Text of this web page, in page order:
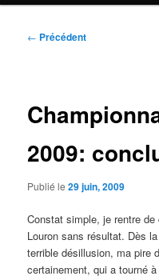
Navigation
← Précédent
2009:
Publié le29 juin, 2009
Constat simple, je rentre
Louron sans résultat. Dès
terrible désillusion, ma pire
certainement, qui a tourné